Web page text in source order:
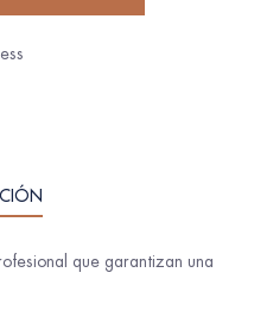
que garantizan una